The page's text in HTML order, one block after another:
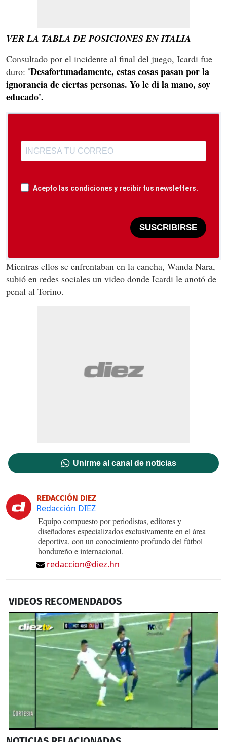
VER LA TABLA DE POSICIONES EN ITALIA
Consultado por el incidente al final del juego, Icardi fue
duro: 'Desafortunadamente, estas cosas pasan por la
ignorancia de ciertas personas. Yo le di la mano, soy
educado'.
Acepto las condiciones y recibir tus newsletters.
SUSCRIBIRSE
Mientras ellos se enfrentaban en la cancha, Wanda Nara,
subió en redes sociales un video donde Icardi le anotó de
penal al Torino.
Unirme al canal de noticias
REDACCIÓN DIEZ
Redacción DIEZ
Equipo compuesto por periodistas, editores y
diseñadores especializados exclusivamente en el área
deportiva, con un conocimiento profundo del fútbol
hondureño e internacional.
redaccion@diez.hn
VIDEOS RECOMENDADOS